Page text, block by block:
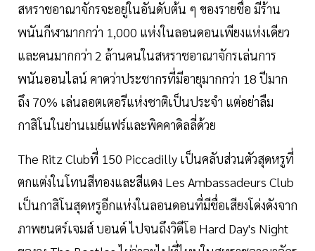
สหราชอาณาจักรจะอยู่ในอันดับต้น ๆ ของรายชื่อ มีร้าน
พนันกีฬามากกว่า 1,000 แห่งในลอนดอนเพียงแห่งเดียว
และคนมากกว่า 2 ล้านคนในสหราชอาณาจักรเล่นการ
พนันออนไลน์ คาดว่าประชากรที่มีอายุมากกว่า 18 ปีมาก
ถึง 70% เล่นลอตเตอรีแห่งชาติเป็นประจำ แต่อย่าลืม
กาสิโนในย่านเมย์แฟร์และพิคคาดิลลี่ด้วย
The Ritz Clubที่ 150 Piccadilly เป็นคลับส่วนตัวสุดหรูที่
ตกแต่งในโทนสีทองและสีแดง Les Ambassadeurs Club
เป็นกาสิโนสุดหรูอีกแห่งในลอนดอนที่มีชื่อเสียงโด่งดังจาก
ภาพยนตร์เจมส์ บอนด์ ไปจนถึงวิดีโอ Hard Day's Night